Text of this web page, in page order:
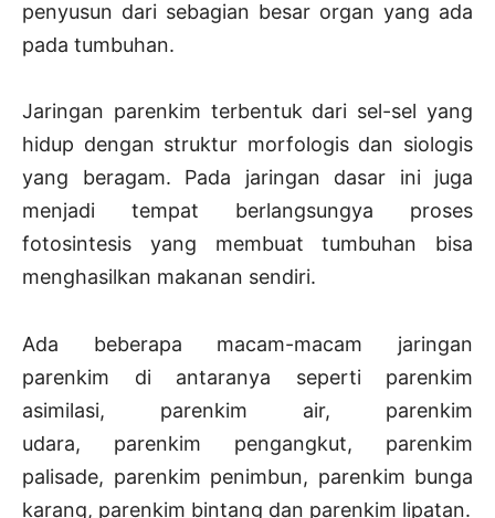
penyusun dari sebagian besar organ yang ada
pada tumbuhan.
Jaringan parenkim terbentuk dari sel-sel yang
hidup dengan struktur morfologis dan siologis
yang beragam. Pada jaringan dasar ini juga
menjadi tempat berlangsungya proses
fotosintesis yang membuat tumbuhan bisa
menghasilkan makanan sendiri.
Ada beberapa macam-macam jaringan
parenkim di antaranya seperti parenkim
asimilasi, parenkim air, parenkim
udara, parenkim pengangkut, parenkim
palisade, parenkim penimbun, parenkim bunga
karang, parenkim bintang dan parenkim lipatan.